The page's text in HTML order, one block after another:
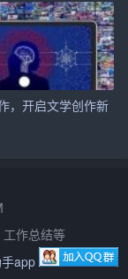
，围绕临床用药
推动药物治疗
施本工作计
全面的药剂服
，开启文学创作新
作总结等
app